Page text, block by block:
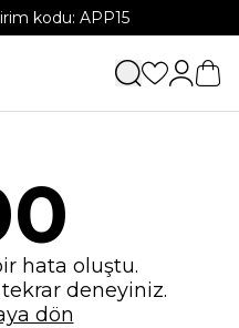
kodu: APP15
hata oluştu.
deneyiniz.
dön